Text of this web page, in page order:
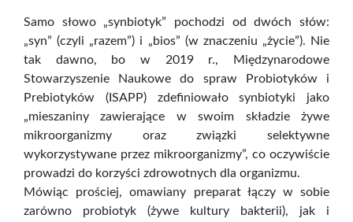
Samo słowo „synbiotyk” pochodzi od dwóch słów:
„syn” (czyli „razem”) i „bios” (w znaczeniu „życie”). Nie
tak dawno, bo w 2019 r., Międzynarodowe
Stowarzyszenie Naukowe do spraw Probiotyków i
Prebiotyków (ISAPP) zdefiniowało synbiotyki jako
„mieszaniny zawierające w swoim składzie żywe
mikroorganizmy oraz związki selektywne
wykorzystywane przez mikroorganizmy”, co oczywiście
prowadzi do korzyści zdrowotnych dla organizmu.
Mówiąc prościej, omawiany preparat łączy w sobie
zarówno probiotyk (żywe kultury bakterii), jak i